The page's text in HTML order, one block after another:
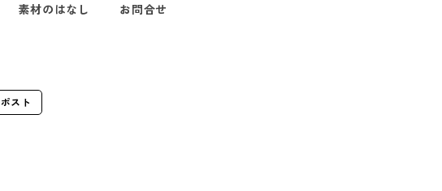
素材のはなし お問合せ
ポスト